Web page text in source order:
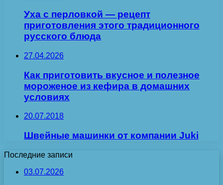
Уха с перловкой — рецепт
приготовления этого традиционного
русского блюда
27.04.2026
Как приготовить вкусное и полезное
мороженое из кефира в домашних
условиях
20.07.2018
Швейные машинки от компании Juki
Последние записи
03.07.2026